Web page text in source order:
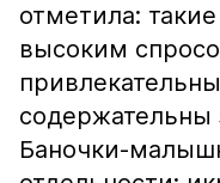
отметила:
высоким
содержательны
Баночки-